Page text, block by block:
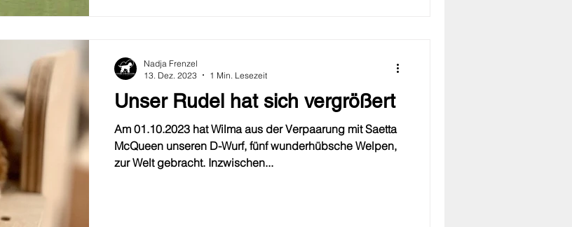
Unser Rudel hat sich vergrößert
Am 01.10.2023 hat Wilma aus der Verpaarung mit Saetta
McQueen unseren D-Wurf, fünf wunderhübsche Welpen,
zur Welt gebracht. Inzwischen...
Nadja Frenzel
13. Dez. 2023
1 Min. Lesezeit